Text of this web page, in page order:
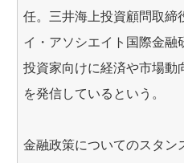
任。三井海上投資顧問取締
イ・アソシエイト国際金融
投資家向けに経済や市場動
を発信しているという。
金融政策についてのスタン